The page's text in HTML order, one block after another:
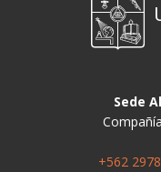
Sede
+562